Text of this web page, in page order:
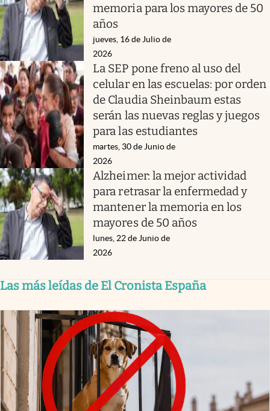
memoria para los mayores de 50
años
jueves, 16 de Julio de
2026
La SEP pone freno al uso del
celular en las escuelas: por orden
de Claudia Sheinbaum estas
serán las nuevas reglas y juegos
para las estudiantes
martes, 30 de Junio de
2026
Alzheimer: la mejor actividad
para retrasar la enfermedad y
mantener la memoria en los
mayores de 50 años
lunes, 22 de Junio de
2026
Las más leídas de El Cronista España